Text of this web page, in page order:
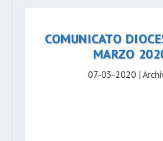
COMUNICATO
MARZO
07-03-2020 |